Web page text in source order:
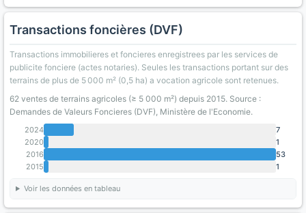
Transactions foncières (DVF)
Transactions immobilieres et foncieres enregistrees par les services de
publicite fonciere (actes notaries). Seules les transactions portant sur des
terrains de plus de 5 000 m² (0,5 ha) a vocation agricole sont retenues.
62 ventes de terrains agricoles (≥ 5 000 m²) depuis 2015. Source :
Demandes de Valeurs Foncieres (DVF), Ministère de l'Economie.
2024
7
2020
1
2016
53
2015
1
Voir les données en tableau